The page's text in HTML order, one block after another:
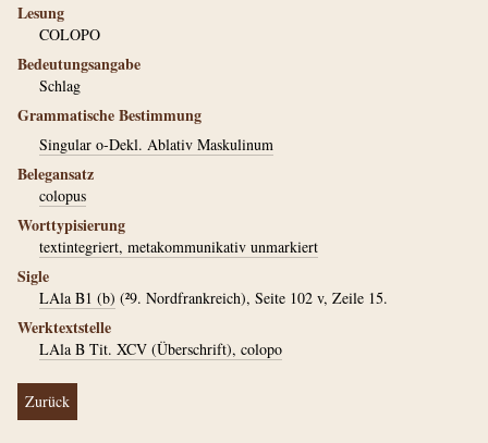
Lesung
COLOPO
Bedeutungsangabe
Schlag
Grammatische Bestimmung
Singular o-Dekl. Ablativ Maskulinum
Belegansatz
colopus
Worttypisierung
textintegriert, metakommunikativ unmarkiert
Sigle
LAla B1 (b) (²9. Nordfrankreich), Seite 102 v, Zeile 15.
Werktextstelle
LAla B Tit. XCV (Überschrift), colopo
Zurück